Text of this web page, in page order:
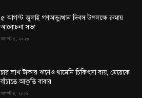
৫ আগস্ট জুলাই গণঅভ্যুত্থান দিবস উপলক্ষে রুমায়
আলোচনা সভা
আগস্ট ৫, ২০২৬
চার লাখ টাকার ঋণেও থামেনি চিকিৎসা ব্যয়, মেয়েকে
বাঁচাতে আকুতি বাবার
আগস্ট ৪, ২০২৬